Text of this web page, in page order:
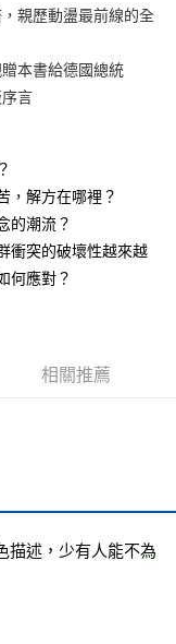
親歷動盪最前線的全
本書給德國總統
言
，解方在哪裡？
的潮流？
衝突的破壞性越來越
何應對？
相關推薦
描述，少有人能不為